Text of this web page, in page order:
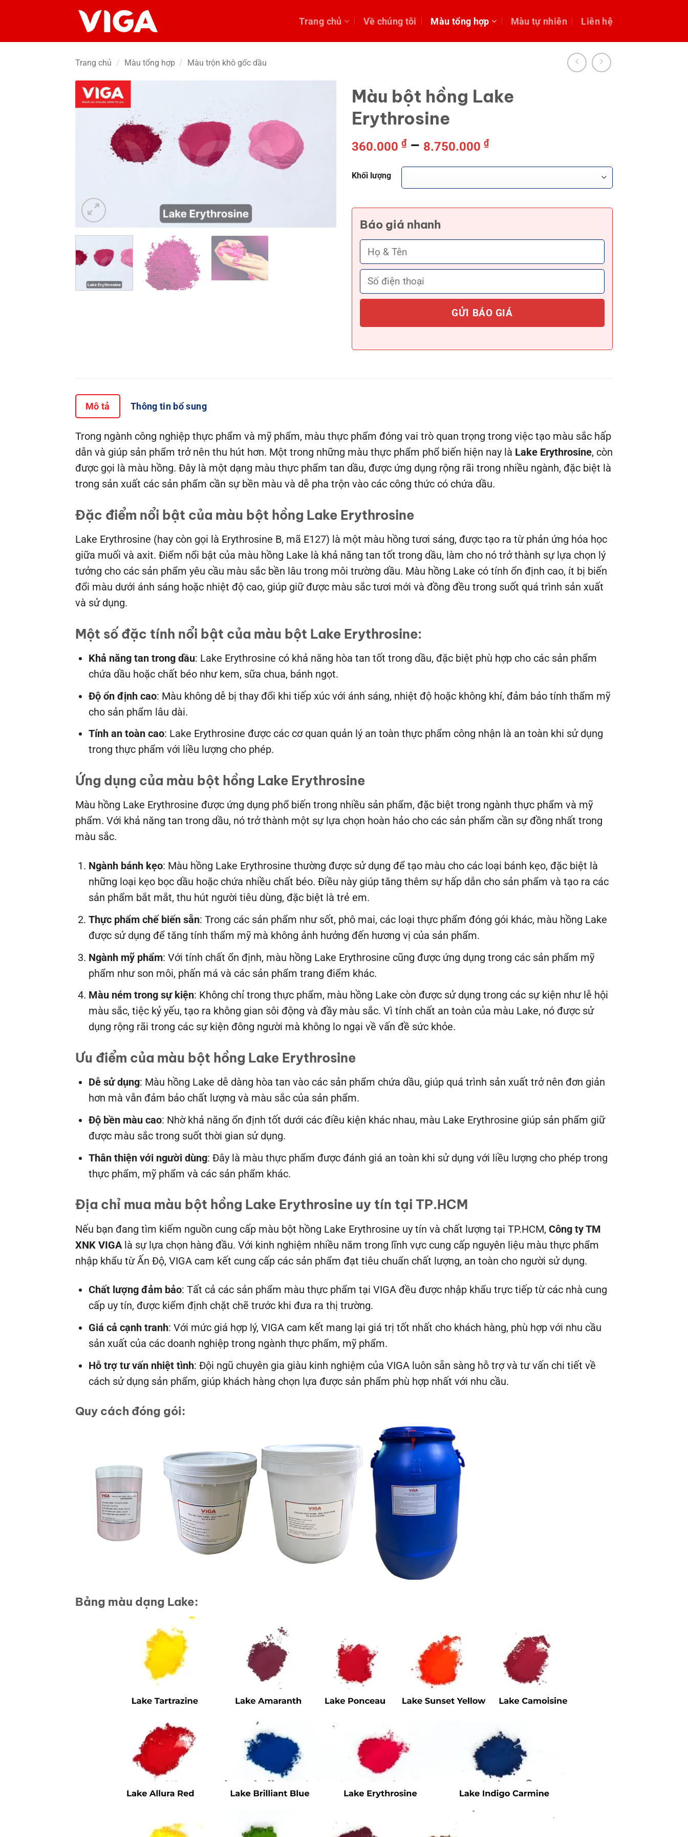
nội
Trang chủ Về chúng tôi Màu tổng hợp Màu tự nhiên Liên hệ
Trang chủ / Màu tổng hợp / Màu trộn khô gốc dầu
Màu bột hồng Lake
Erythrosine
360.000 ₫ – 8.750.000 ₫Khoảng
360.000 ₫
đến
Khối lượng
Báo giá nhanh
Mô tả Thông tin bổ sung
Trong ngành công nghiệp thực phẩm và mỹ phẩm, màu thực phẩm đóng vai trò quan trọng trong việc tạo màu sắc hấp
dẫn và giúp sản phẩm trở nên thu hút hơn. Một trong những màu thực phẩm phổ biến hiện nay là Lake Erythrosine, còn
được gọi là màu hồng. Đây là một dạng màu thực phẩm tan dầu, được ứng dụng rộng rãi trong nhiều ngành, đặc biệt là
trong sản xuất các sản phẩm cần sự bền màu và dễ pha trộn vào các công thức có chứa dầu.
Đặc điểm nổi bật của màu bột hồng Lake Erythrosine
Lake Erythrosine (hay còn gọi là Erythrosine B, mã E127) là một màu hồng tươi sáng, được tạo ra từ phản ứng hóa học
giữa muối và axit. Điểm nổi bật của màu hồng Lake là khả năng tan tốt trong dầu, làm cho nó trở thành sự lựa chọn lý
tưởng cho các sản phẩm yêu cầu màu sắc bền lâu trong môi trường dầu. Màu hồng Lake có tính ổn định cao, ít bị biến
đổi màu dưới ánh sáng hoặc nhiệt độ cao, giúp giữ được màu sắc tươi mới và đồng đều trong suốt quá trình sản xuất
và sử dụng.
Một số đặc tính nổi bật của màu bột Lake Erythrosine:
Khả năng tan trong dầu: Lake Erythrosine có khả năng hòa tan tốt trong dầu, đặc biệt phù hợp cho các sản phẩm
chứa dầu hoặc chất béo như kem, sữa chua, bánh ngọt.
Độ ổn định cao: Màu không dễ bị thay đổi khi tiếp xúc với ánh sáng, nhiệt độ hoặc không khí, đảm bảo tính thẩm mỹ
cho sản phẩm lâu dài.
Tính an toàn cao: Lake Erythrosine được các cơ quan quản lý an toàn thực phẩm công nhận là an toàn khi sử dụng
trong thực phẩm với liều lượng cho phép.
Ứng dụng của màu bột hồng Lake Erythrosine
Màu hồng Lake Erythrosine được ứng dụng phổ biến trong nhiều sản phẩm, đặc biệt trong ngành thực phẩm và mỹ
phẩm. Với khả năng tan trong dầu, nó trở thành một sự lựa chọn hoàn hảo cho các sản phẩm cần sự đồng nhất trong
màu sắc.
Ngành bánh kẹo: Màu hồng Lake Erythrosine thường được sử dụng để tạo màu cho các loại bánh kẹo, đặc biệt là
những loại kẹo bọc dầu hoặc chứa nhiều chất béo. Điều này giúp tăng thêm sự hấp dẫn cho sản phẩm và tạo ra các
sản phẩm bắt mắt, thu hút người tiêu dùng, đặc biệt là trẻ em.
Thực phẩm chế biến sẵn: Trong các sản phẩm như sốt, phô mai, các loại thực phẩm đóng gói khác, màu hồng Lake
được sử dụng để tăng tính thẩm mỹ mà không ảnh hưởng đến hương vị của sản phẩm.
Ngành mỹ phẩm: Với tính chất ổn định, màu hồng Lake Erythrosine cũng được ứng dụng trong các sản phẩm mỹ
phẩm như son môi, phấn má và các sản phẩm trang điểm khác.
Màu ném trong sự kiện: Không chỉ trong thực phẩm, màu hồng Lake còn được sử dụng trong các sự kiện như lễ hội
màu sắc, tiệc kỷ yếu, tạo ra không gian sôi động và đầy màu sắc. Vì tính chất an toàn của màu Lake, nó được sử
dụng rộng rãi trong các sự kiện đông người mà không lo ngại về vấn đề sức khỏe.
Ưu điểm của màu bột hồng Lake Erythrosine
Dễ sử dụng: Màu hồng Lake dễ dàng hòa tan vào các sản phẩm chứa dầu, giúp quá trình sản xuất trở nên đơn giản
hơn mà vẫn đảm bảo chất lượng và màu sắc của sản phẩm.
Độ bền màu cao: Nhờ khả năng ổn định tốt dưới các điều kiện khác nhau, màu Lake Erythrosine giúp sản phẩm giữ
được màu sắc trong suốt thời gian sử dụng.
Thân thiện với người dùng: Đây là màu thực phẩm được đánh giá an toàn khi sử dụng với liều lượng cho phép trong
thực phẩm, mỹ phẩm và các sản phẩm khác.
Địa chỉ mua màu bột hồng Lake Erythrosine uy tín tại TP.HCM
Nếu bạn đang tìm kiếm nguồn cung cấp màu bột hồng Lake Erythrosine uy tín và chất lượng tại TP.HCM, Công ty TM
XNK VIGAlà sự lựa chọn hàng đầu. Với kinh nghiệm nhiều năm trong lĩnh vực cung cấp nguyên liệu màu thực phẩm
nhập khẩu từ Ấn Độ, VIGA cam kết cung cấp các sản phẩm đạt tiêu chuẩn chất lượng, an toàn cho người sử dụng.
Chất lượng đảm bảo: Tất cả các sản phẩm màu thực phẩm tại VIGA đều được nhập khẩu trực tiếp từ các nhà cung
cấp uy tín, được kiểm định chặt chẽ trước khi đưa ra thị trường.
Giá cả cạnh tranh: Với mức giá hợp lý, VIGA cam kết mang lại giá trị tốt nhất cho khách hàng, phù hợp với nhu cầu
sản xuất của các doanh nghiệp trong ngành thực phẩm, mỹ phẩm.
Hỗ trợ tư vấn nhiệt tình: Đội ngũ chuyên gia giàu kinh nghiệm của VIGA luôn sẵn sàng hỗ trợ và tư vấn chi tiết về
cách sử dụng sản phẩm, giúp khách hàng chọn lựa được sản phẩm phù hợp nhất với nhu cầu.
Quy cách đóng gói:
Bảng màu dạng Lake: